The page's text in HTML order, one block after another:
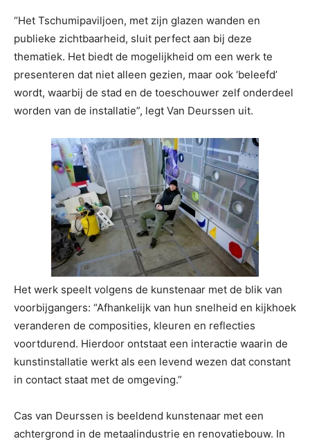
“Het Tschumipaviljoen, met zijn glazen wanden en
publieke zichtbaarheid, sluit perfect aan bij deze
thematiek. Het biedt de mogelijkheid om een werk te
presenteren dat niet alleen gezien, maar ook ‘beleefd’
wordt, waarbij de stad en de toeschouwer zelf onderdeel
worden van de installatie”, legt Van Deurssen uit.
Het werk speelt volgens de kunstenaar met de blik van
voorbijgangers: “Afhankelijk van hun snelheid en kijkhoek
veranderen de composities, kleuren en reflecties
voortdurend. Hierdoor ontstaat een interactie waarin de
kunstinstallatie werkt als een levend wezen dat constant
in contact staat met de omgeving.”
Cas van Deurssen is beeldend kunstenaar met een
achtergrond in de metaalindustrie en renovatiebouw. In